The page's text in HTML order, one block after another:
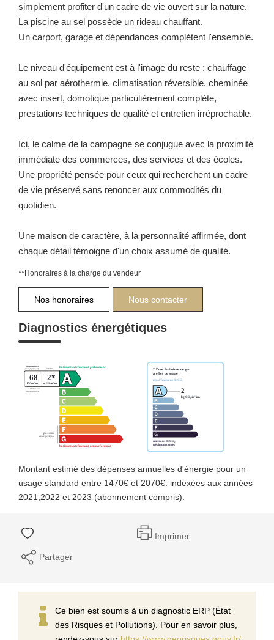
simplement profiter d'un cadre de vie ouvert sur la nature.
La piscine au sel possède un rideau chauffant.
Un carport, garage et dépendances complètent l'ensemble.
Le niveau d'équipement est à l'image du reste : chauffage
au sol par aérothermie, climatisation réversible, cheminée
avec insert, domotique particulièrement complète,
prestations techniques de qualité et entretien irréprochable.
Ici, le calme de la campagne se conjugue avec la proximité
immédiate des commerces, des services et des écoles.
Une propriété pensée pour ceux qui recherchent un cadre
de vie préservé sans renoncer aux commodités du
quotidien.
Une maison de caractère, à la personnalité affirmée, dont
chaque détail témoigne d'un choix assumé de qualité.
**Honoraires à la charge du vendeur
Nos honoraires Nous contacter
Diagnostics énergétiques
Montant estimé des dépenses annuelles d'énergie pour un
usage standard entre 1470€ et 2070€. indexées aux années
2021,2022 et 2023 (abonnement compris).
Imprimer
Partager
Ce bien est soumis à un diagnostic ERP (État
des Risques et Pollutions). Pour en savoir plus,